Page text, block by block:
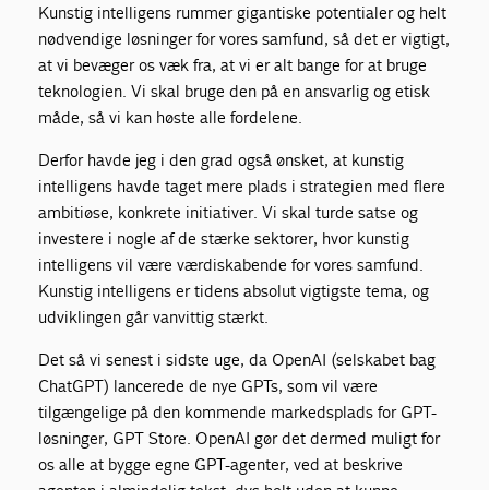
Kunstig intelligens rummer gigantiske potentialer og helt
nødvendige løsninger for vores samfund, så det er vigtigt,
at vi bevæger os væk fra, at vi er alt bange for at bruge
teknologien. Vi skal bruge den på en ansvarlig og etisk
måde, så vi kan høste alle fordelene.
Derfor havde jeg i den grad også ønsket, at kunstig
intelligens havde taget mere plads i strategien med flere
ambitiøse, konkrete initiativer. Vi skal turde satse og
investere i nogle af de stærke sektorer, hvor kunstig
intelligens vil være værdiskabende for vores samfund.
Kunstig intelligens er tidens absolut vigtigste tema, og
udviklingen går vanvittig stærkt.
Det så vi senest i sidste uge, da OpenAI (selskabet bag
ChatGPT) lancerede de nye GPTs, som vil være
tilgængelige på den kommende markedsplads for GPT-
løsninger, GPT Store. OpenAI gør det dermed muligt for
os alle at bygge egne GPT-agenter, ved at beskrive